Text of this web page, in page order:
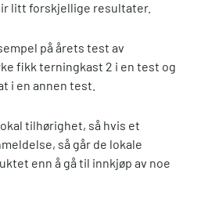
litt forskjellige resultater.
på årets test av
fikk terningkast 2 i en test og
i en annen test.
tilhørighet, så hvis et
så går de lokale
enn å gå til innkjøp av noe